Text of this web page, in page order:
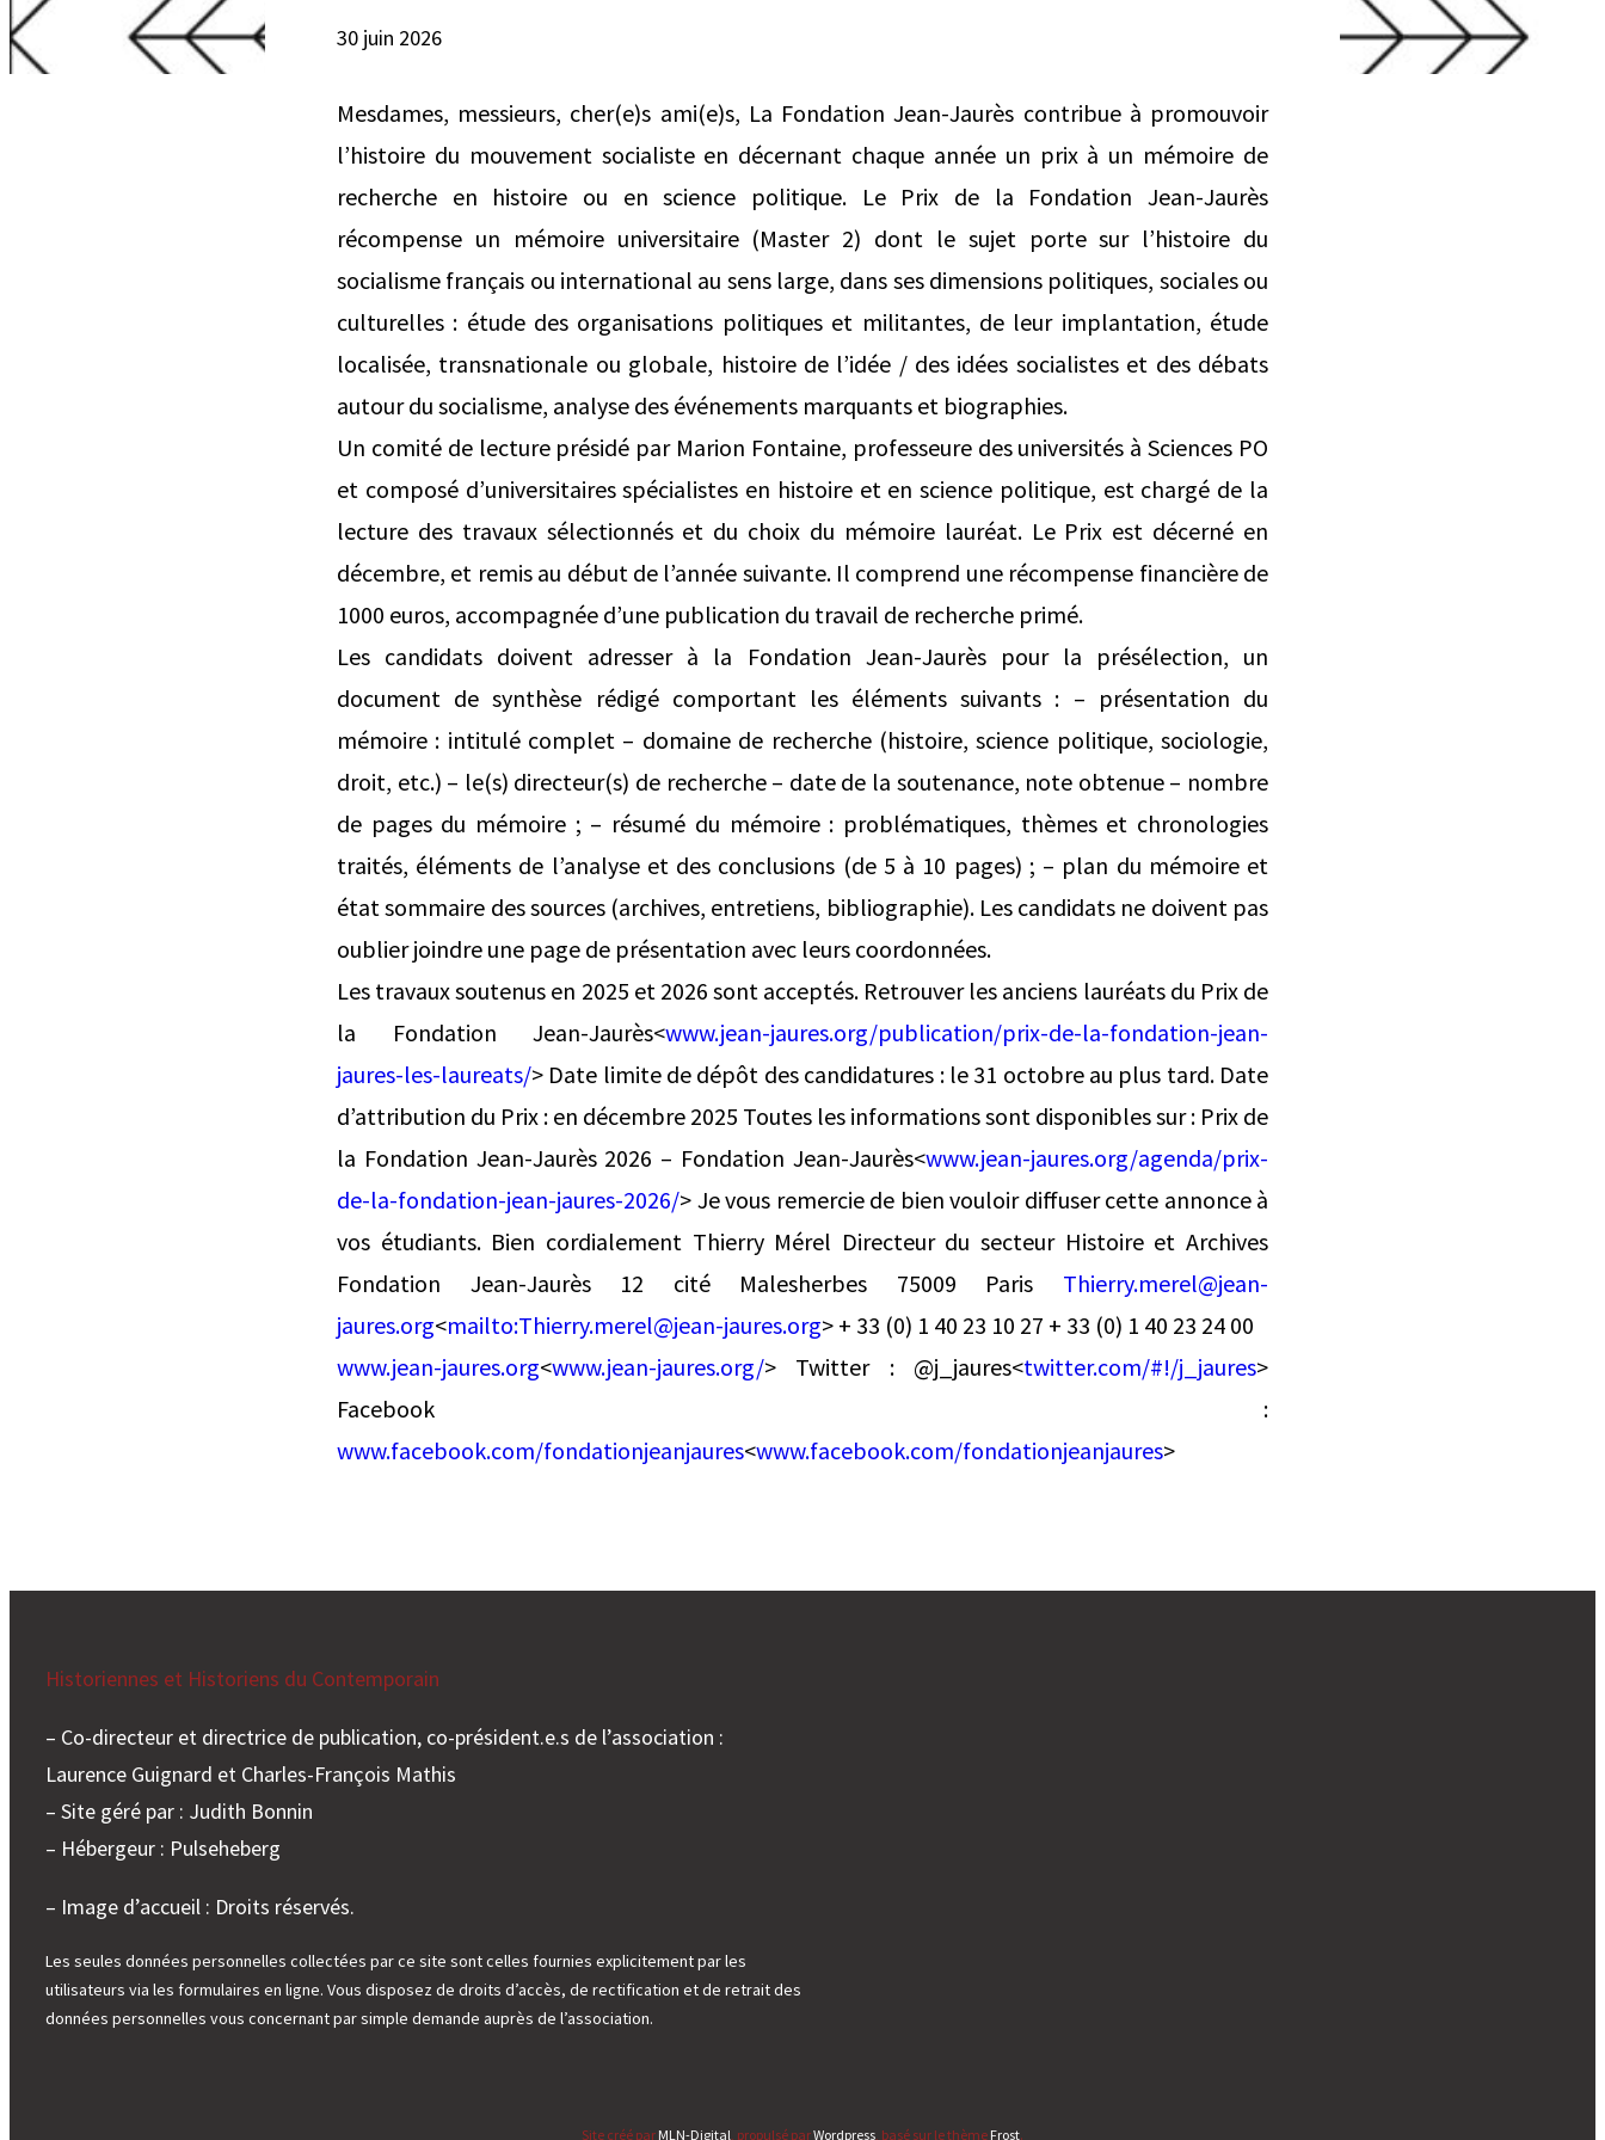
30 juin 2026
Mesdames, messieurs, cher(e)s ami(e)s, La Fondation Jean-Jaurès contribue à promouvoir
l’histoire du mouvement socialiste en décernant chaque année un prix à un mémoire de
recherche en histoire ou en science politique. Le Prix de la Fondation Jean-Jaurès
récompense un mémoire universitaire (Master 2) dont le sujet porte sur l’histoire du
socialisme français ou international au sens large, dans ses dimensions politiques, sociales ou
culturelles : étude des organisations politiques et militantes, de leur implantation, étude
localisée, transnationale ou globale, histoire de l’idée / des idées socialistes et des débats
autour du socialisme, analyse des événements marquants et biographies.
Un comité de lecture présidé par Marion Fontaine, professeure des universités à Sciences PO
et composé d’universitaires spécialistes en histoire et en science politique, est chargé de la
lecture des travaux sélectionnés et du choix du mémoire lauréat. Le Prix est décerné en
décembre, et remis au début de l’année suivante. Il comprend une récompense financière de
1000 euros, accompagnée d’une publication du travail de recherche primé.
Les candidats doivent adresser à la Fondation Jean-Jaurès pour la présélection, un
document de synthèse rédigé comportant les éléments suivants : – présentation du
mémoire : intitulé complet – domaine de recherche (histoire, science politique, sociologie,
droit, etc.) – le(s) directeur(s) de recherche – date de la soutenance, note obtenue – nombre
de pages du mémoire ; – résumé du mémoire : problématiques, thèmes et chronologies
traités, éléments de l’analyse et des conclusions (de 5 à 10 pages) ; – plan du mémoire et
état sommaire des sources (archives, entretiens, bibliographie). Les candidats ne doivent pas
oublier joindre une page de présentation avec leurs coordonnées.
Les travaux soutenus en 2025 et 2026 sont acceptés. Retrouver les anciens lauréats du Prix de
la Fondation Jean-Jaurès<www.jean-jaures.org/publication/prix-de-la-fondation-jean-
jaures-les-laureats/> Date limite de dépôt des candidatures : le 31 octobre au plus tard. Date
d’attribution du Prix : en décembre 2025 Toutes les informations sont disponibles sur : Prix de
la Fondation Jean-Jaurès 2026 – Fondation Jean-Jaurès<www.jean-jaures.org/agenda/prix-
de-la-fondation-jean-jaures-2026/> Je vous remercie de bien vouloir diffuser cette annonce à
vos étudiants. Bien cordialement Thierry Mérel Directeur du secteur Histoire et Archives
Fondation Jean-Jaurès 12 cité Malesherbes 75009 Paris Thierry.merel@jean-
jaures.org<mailto:Thierry.merel@jean-jaures.org> + 33 (0) 1 40 23 10 27 + 33 (0) 1 40 23 24 00
www.jean-jaures.org<www.jean-jaures.org/> Twitter : @j_jaures<twitter.com/#!/j_jaures>
Facebook :
www.facebook.com/fondationjeanjaures<www.facebook.com/fondationjeanjaures>
Historiennes et Historiens du Contemporain
– Co-directeur et directrice de publication, co-président.e.s de l’association :
Laurence Guignard et Charles-François Mathis
– Site géré par : Judith Bonnin
– Hébergeur : Pulseheberg
– Image d’accueil : Droits réservés.
Les seules données personnelles collectées par ce site sont celles fournies explicitement par les
utilisateurs via les formulaires en ligne. Vous disposez de droits d’accès, de rectification et de retrait des
données personnelles vous concernant par simple demande auprès de l’association.
Site créé par MLN-Digital, propulsé parWordpress, basé sur le thème Frost.